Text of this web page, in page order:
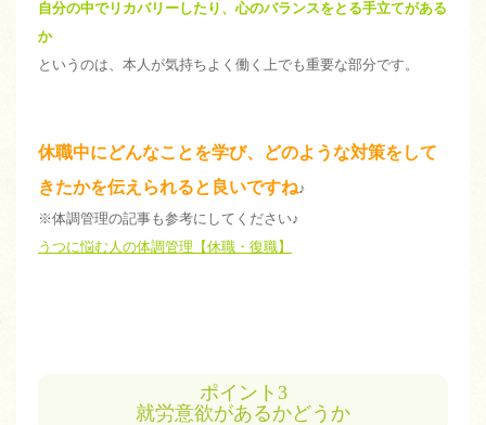
自分の中でリカバリーしたり、心のバランスをとる手立てがある
か
というのは、本人が気持ちよく働く上でも重要な部分です。
休職中にどんなことを学び、どのような対策をして
きたかを伝えられると良いですね♪
※体調管理の記事も参考にしてください♪
うつに悩む人の体調管理【休職・復職】
ポイント3
就労意欲があるかどうか